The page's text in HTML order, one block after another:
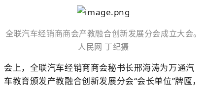
全联汽车经销商商会产教融合创新发展分会成立大会。
人民网 丁纪摄
会上，全联汽车经销商商会秘书长邢海涛为万通汽
车教育颁发产教融合创新发展分会“会长单位”牌匾，